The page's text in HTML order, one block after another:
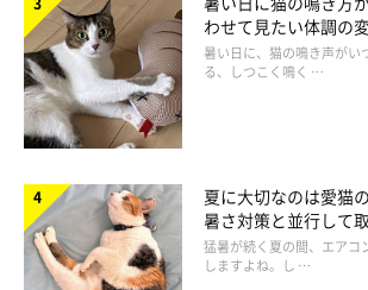
腎臓はネフロンと呼ばれる組織の集合体で、
ると腎臓の働きも低下し、腎不全を引き起こ
わせて見たい体調の
暑い日に、猫の鳴き声がい
る、しつこく鳴く …
夏に大切なのは愛猫
暑さ対策と並行して
工夫
猛暑が続く夏の間、エアコ
しますよね。し …